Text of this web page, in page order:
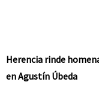
Herencia rinde
en Agustín Úbeda